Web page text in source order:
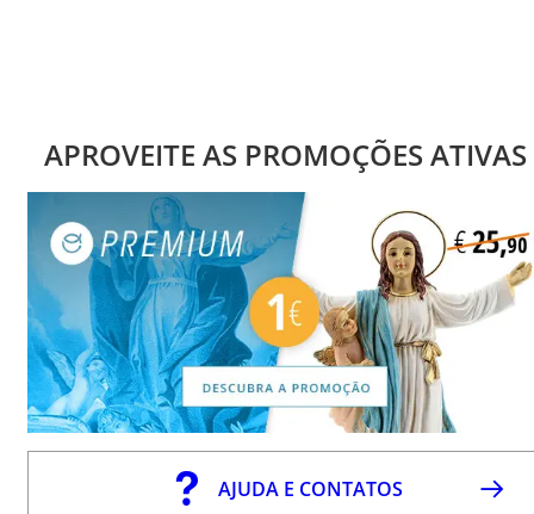
APROVEITE AS PROMOÇÕES ATIVAS
AJUDA E CONTATOS